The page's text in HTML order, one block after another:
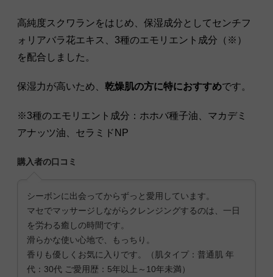
高純度スクワランをはじめ、保湿成分としてセンチフ
ォリアバラ花エキス、3種のエモリエント成分（※）
を配合しました。
保湿力が高いため、 乾燥肌の方に特におすすめです。
※3種のエモリエント成分：ホホバ種子油、マカデミ
アナッツ油、セラミドNP
購入者の口コミ
シーボンに出会ってからずっと愛用しています。
マセでマッサージしながらクレンジングするのは、一日
を労わる癒しの時間です。
滑らかな使い心地で、もっちり。
香りも優しくお気に入りです。（肌タイプ：普通肌 年
代：30代 ご愛用歴：5年以上～10年未満）